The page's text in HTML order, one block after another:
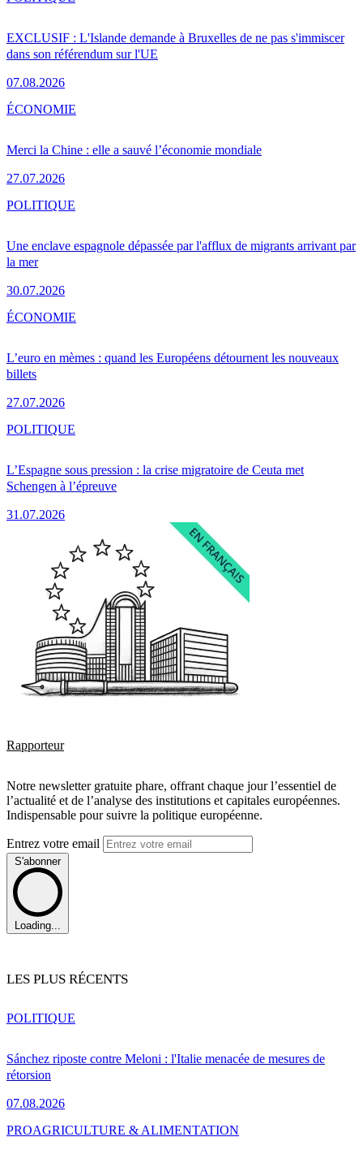
EXCLUSIF : L'Islande demande à Bruxelles de ne pas s'immiscer
dans son référendum sur l'UE
07.08.2026
Merci la Chine : elle a sauvé l’économie mondiale
27.07.2026
ÉCONOMIE
Une enclave espagnole dépassée par l'afflux de migrants arrivant par
la mer
30.07.2026
POLITIQUE
L’euro en mèmes : quand les Européens détournent les nouveaux
billets
27.07.2026
ÉCONOMIE
L’Espagne sous pression : la crise migratoire de Ceuta met
Schengen à l’épreuve
31.07.2026
POLITIQUE
Rapporteur
Notre newsletter gratuite phare, offrant chaque jour l’essentiel de
l’actualité et de l’analyse des institutions et capitales européennes.
Indispensable pour suivre la politique européenne.
Entrez votre email
S'abonner
Loading...
LES PLUS RÉCENTS
Sánchez riposte contre Meloni : l'Italie menacée de mesures de
rétorsion
07.08.2026
POLITIQUE
PROAGRICULTURE & ALIMENTATION